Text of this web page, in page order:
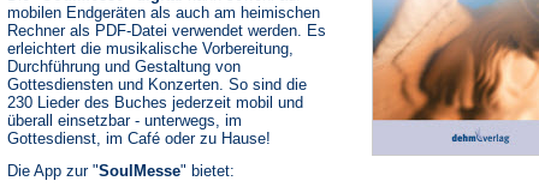
mobilen Endgeräten als auch am heimischen
Rechner als PDF-Datei verwendet werden. Es
erleichtert die musikalische Vorbereitung,
Durchführung und Gestaltung von
Gottesdiensten und Konzerten. So sind die
230 Lieder des Buches jederzeit mobil und
überall einsetzbar - unterwegs, im
Gottesdienst, im Café oder zu Hause!
Die App zur "SoulMesse" bietet: